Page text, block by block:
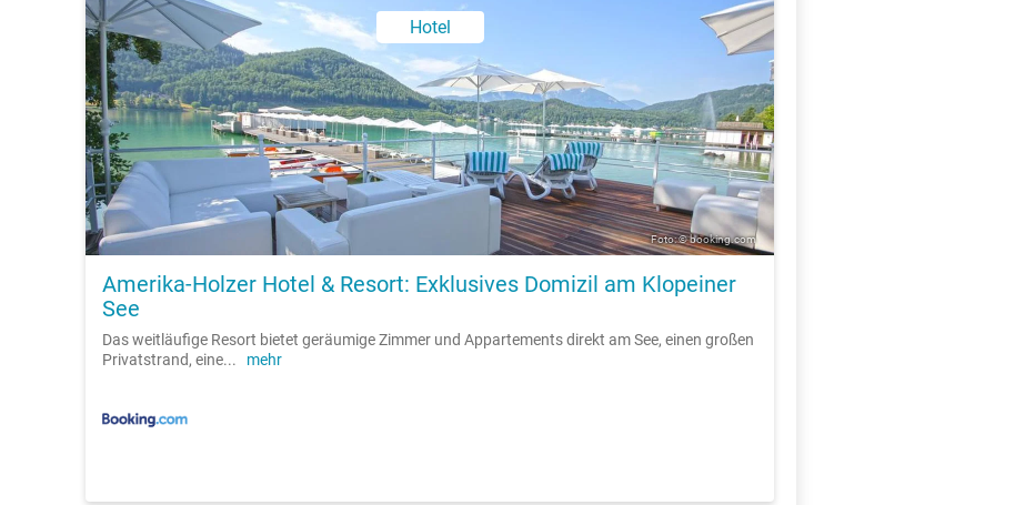
Hotel
Foto: © booking.com
Amerika-Holzer Hotel & Resort: Exklusives Domizil am Klopeiner
See
Das weitläufige Resort bietet geräumige Zimmer und Appartements direkt am See, einen großen
Privatstrand, eine... mehr